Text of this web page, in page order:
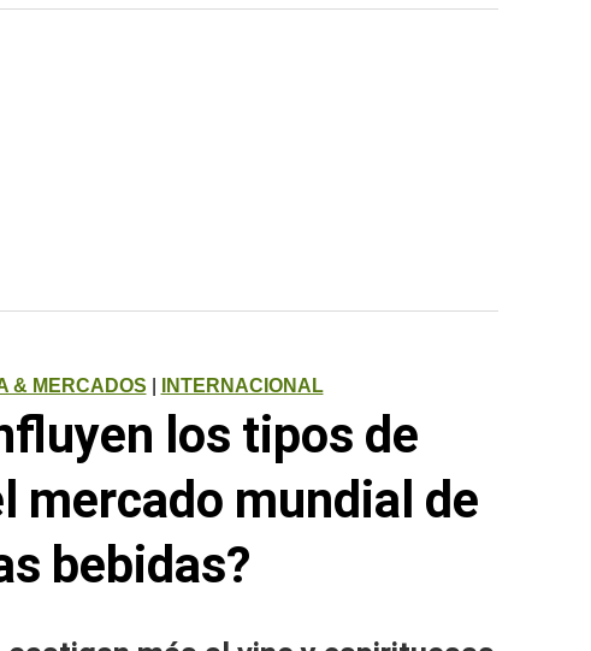
& MERCADOS INTERNACIONAL
los tipos de
mercado mundial de
bebidas?